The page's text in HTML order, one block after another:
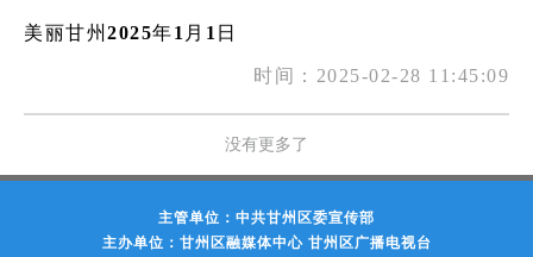
美丽甘州2025年1月1日
时间：2025-02-28 11:45:09
没有更多了
主管单位：中共甘州区委宣传部
主办单位：甘州区融媒体中心 甘州区广播电视台